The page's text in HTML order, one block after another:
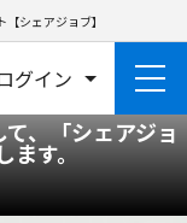
、「シェアジョ
ます。
シェアジョブ】
グイン